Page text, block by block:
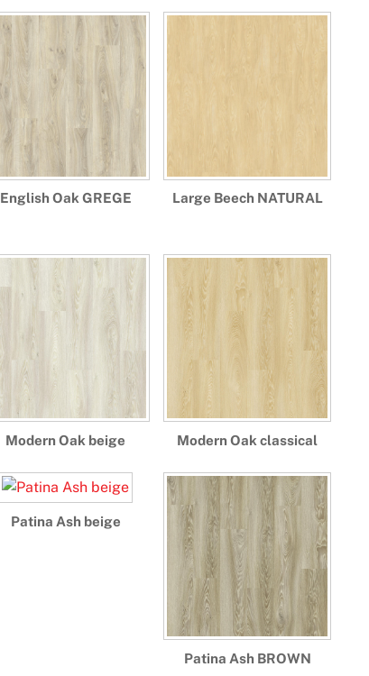
English Oak GREGE Large Beech NATURAL
Modern Oak beige Modern Oak classical
Patina Ash beige
Patina Ash BROWN